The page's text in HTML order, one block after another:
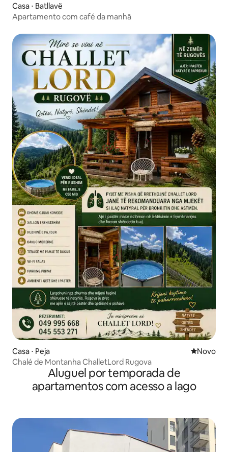
Casa ⋅ Batllavë
Apartamento com café da manhã
Casa ⋅ Peja Novo
Novo
Chalé de Montanha ChalletLord Rugova
Aluguel por temporada de
apartamentos com acesso a lago